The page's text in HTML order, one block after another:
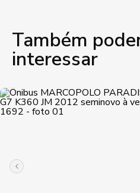
Também
interessar